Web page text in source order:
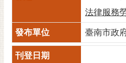
法律服務
臺南市政